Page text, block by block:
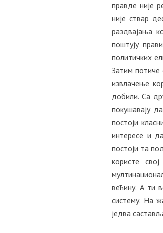
правде није
није ствар
раздвајања
поштују
политичких
Затим потиче
извлачење
добили. Са
покушавају
постоји
интересе и
постоји та
користе
већину. А ти
систему. На
једва